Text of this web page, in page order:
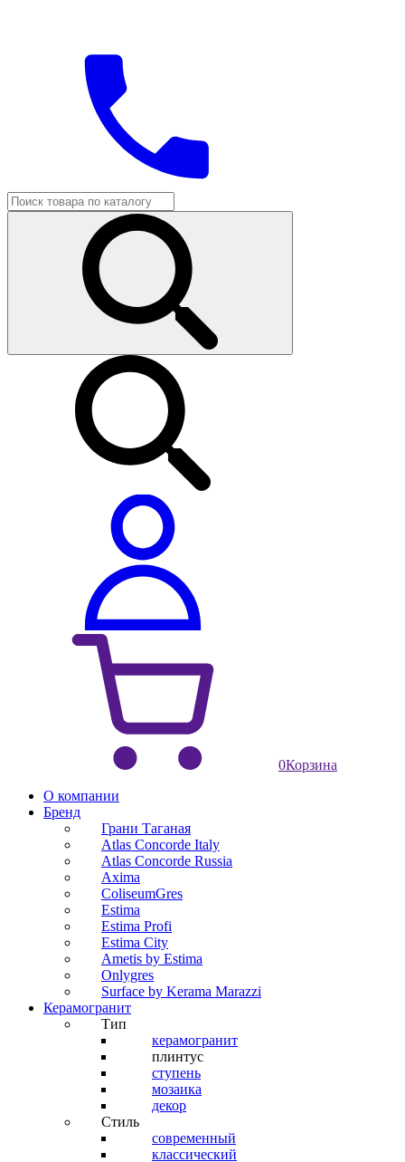
0Корзина
О компании
Бренд
Грани Таганая
Atlas Concorde Italy
Atlas Concorde Russia
Axima
ColiseumGres
Estima
Estima Profi
Estima City
Ametis by Estima
Onlygres
Surface by Kerama Marazzi
Керамогранит
Тип
керамогранит
плинтус
ступень
мозаика
декор
Стиль
современный
классический